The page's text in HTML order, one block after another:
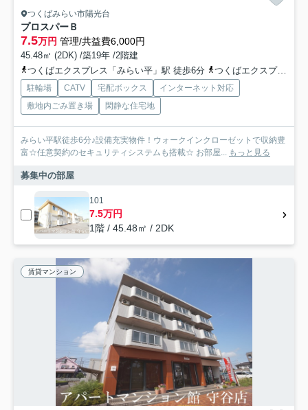
つくばみらい市陽光台
プロスパーＢ
7.5万円 管理/共益費6,000円
45.48㎡ (2DK) /築19年 /2階建
つくばエクスプレス「みらい平」駅 徒歩6分
つくばエクスプレス「みどりの」駅 徒歩68分
駐輪場 CATV 宅配ボックス
インターネット対応
敷地内ごみ置き場
閑静な住宅地
みらい平駅徒歩6分♪設備充実物件！ウォークインクローゼットで収納豊
富☆任意契約のセキュリティシステムも搭載☆ お部屋... もっと見る
募集中の部屋
101
7.5万円
1階 / 45.48㎡ / 2DK
賃貸マンション